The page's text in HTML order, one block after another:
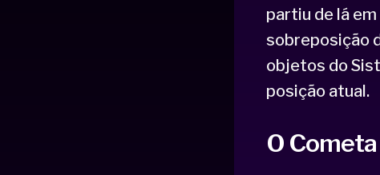
partiu de lá
sobreposição
objetos do
posição atual.
O